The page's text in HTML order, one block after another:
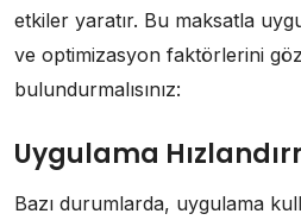
etkiler yaratır. Bu maksatla
ve optimizasyon faktörlerini
bulundurmalısınız:
Uygulama
Bazı durumlarda, uygulama